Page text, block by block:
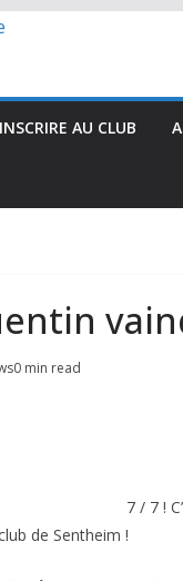
AU CLUB
0 min read
7 / 7 !
de Sentheim !